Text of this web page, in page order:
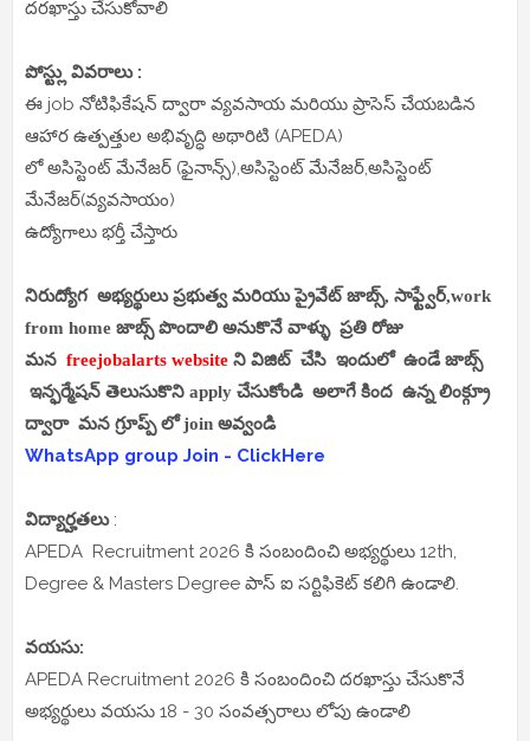
దరఖాస్తు చేసుకోవాలి
పోస్ట్లు వివరాలు :
ఈ job నోటిఫికేషన్ ద్వారా వ్యవసాయ మరియు ప్రాసెస్ చేయబడిన
ఆహార ఉత్పత్తుల అభివృద్ధి అథారిటి (APEDA)
లో అసిస్టెంట్ మేనేజర్ (ఫైనాన్స్),అసిస్టెంట్ మేనేజర్,అసిస్టెంట్
మేనేజర్(వ్యవసాయం)
ఉద్యోగాలు భర్తీ చేస్తారు
నిరుద్యోగ అభ్యర్థులు ప్రభుత్వ మరియు ప్రైవేట్ జాబ్స్, సాఫ్ట్వేర్,work
from home జాబ్స్ పొందాలి అనుకొనే వాళ్ళు ప్రతి రోజు
మన freejobalarts website ని విజిట్ చేసి ఇందులో ఉండే జాబ్స్
ఇన్ఫర్మేషన్ తెలుసుకొని apply చేసుకోండి అలాగే కింద ఉన్న లింక్గ్రూ
ద్వారా మన గ్రూప్ప్ లో join అవ్వండి
WhatsApp group Join - ClickHere
విద్యార్హతలు:
APEDA Recruitment 2026 కి సంబందించి అభ్యర్థులు 12th,
Degree & Masters Degree పాస్ ఐ సర్టిఫికెట్ కలిగి ఉండాలి.
వయసు:
APEDA Recruitment 2026 కి సంబందించి దరఖాస్తు చేసుకొనే
అభ్యర్థులు వయసు 18 - 30 సంవత్సరాలు లోపు ఉండాలి